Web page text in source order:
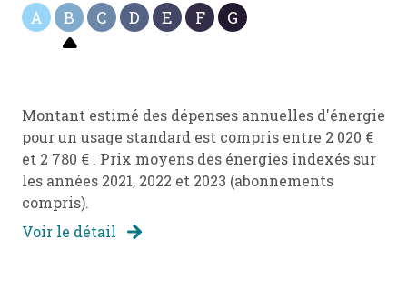
A B C D E F G
Montant estimé des dépenses annuelles d'énergie
pour un usage standard est compris entre 2 020 €
et 2 780 € . Prix moyens des énergies indexés sur
les années 2021, 2022 et 2023 (abonnements
compris).
Voir le détail